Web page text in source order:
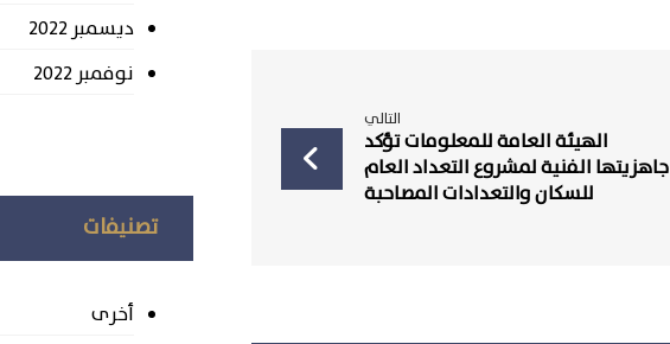
التالي
الهيئة العامة للمعلومات تؤكد
جاهزيتها الفنية لمشروع التعداد العام
للسكان والتعدادات المصاحبة
ديسمبر 2022
نوفمبر 2022
تصنيفات
أخرى